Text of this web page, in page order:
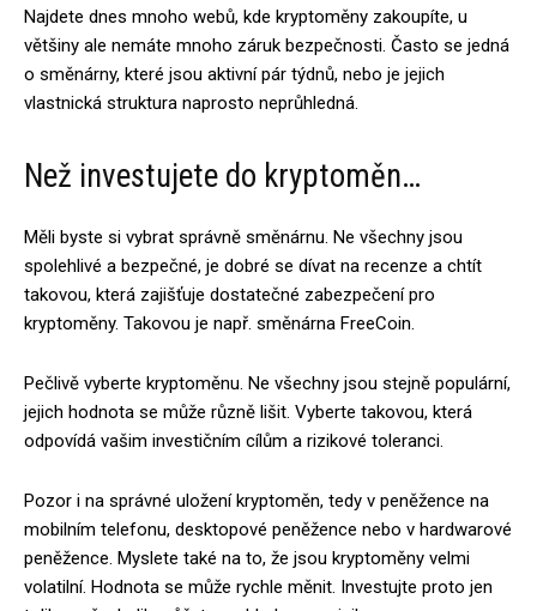
Najdete dnes mnoho webů, kde kryptoměny zakoupíte, u
většiny ale nemáte mnoho záruk bezpečnosti. Často se jedná
o směnárny, které jsou aktivní pár týdnů, nebo je jejich
vlastnická struktura naprosto neprůhledná.
Než investujete do kryptoměn…
Měli byste si vybrat správně směnárnu. Ne všechny jsou
spolehlivé a bezpečné, je dobré se dívat na recenze a chtít
takovou, která zajišťuje dostatečné zabezpečení pro
kryptoměny. Takovou je např. směnárna FreeCoin.
Pečlivě vyberte kryptoměnu. Ne všechny jsou stejně populární,
jejich hodnota se může různě lišit. Vyberte takovou, která
odpovídá vašim investičním cílům a rizikové toleranci.
Pozor i na správné uložení kryptoměn, tedy v peněžence na
mobilním telefonu, desktopové peněžence nebo v hardwarové
peněžence. Myslete také na to, že jsou kryptoměny velmi
volatilní. Hodnota se může rychle měnit. Investujte proto jen